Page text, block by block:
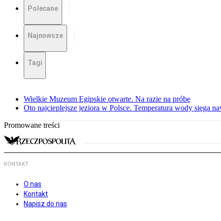
Polecane
Najnowsze
Tagi
Wielkie Muzeum Egipskie otwarte. Na razie na próbę
Oto najcieplejsze jeziora w Polsce. Temperatura wody sięga
Promowane treści
KONTAKT
O nas
Kontakt
Napisz do nas